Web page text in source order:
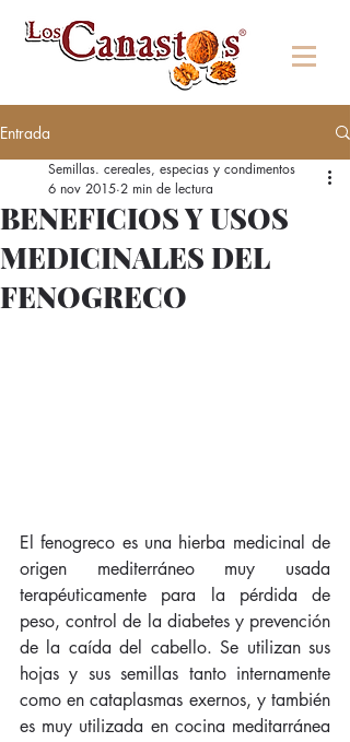
Entrada
BENEFICIOS Y USOS
MEDICINALES DEL
FENOGRECO
Semillas. cereales, especias y condimentos
6 nov 2015 2 min de lectura
El fenogreco es una hierba medicinal de
origen mediterráneo muy usada
terapéuticamente para la pérdida de
peso, control de la diabetes y prevención
de la caída del cabello. Se utilizan sus
hojas y sus semillas tanto internamente
como en cataplasmas exernos, y también
es muy utilizada en cocina meditarránea